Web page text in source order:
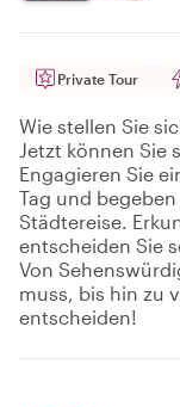
Private Tour
Wie stellen Sie
Jetzt können Sie
Engagieren Sie
Tag und
Städtereise.
entscheiden Sie
Von
muss, bis hin zu
entscheiden!